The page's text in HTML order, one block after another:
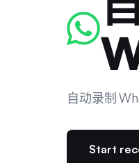
自动录制
Start